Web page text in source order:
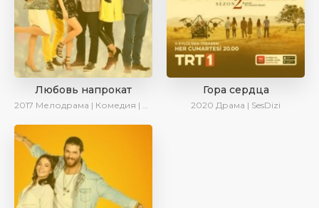
Любовь напрокат
2017 Мелодрама | Комедия | Ирина Котова
Гора сердца
2020 Драма | SesDizi